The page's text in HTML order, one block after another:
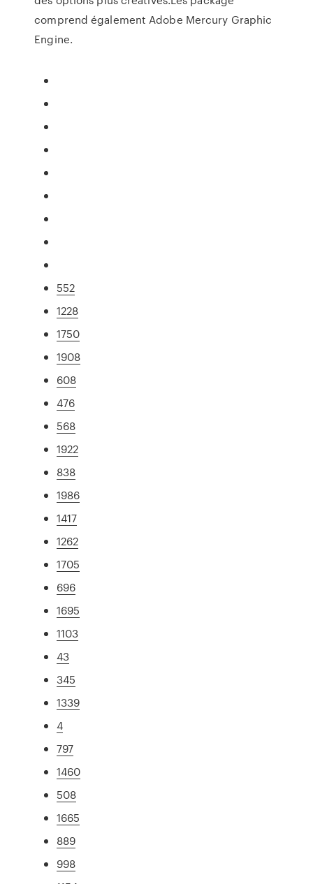
comprend également Adobe Mercury Graphic
Engine.
552
1228
1750
1908
608
476
568
1922
838
1986
1417
1262
1705
696
1695
1103
43
345
1339
4
797
1460
508
1665
889
998